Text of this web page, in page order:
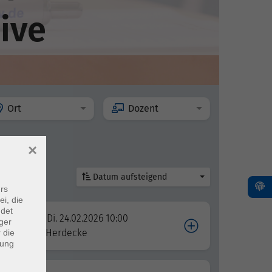
Ort Dozent
Datum aufsteigend
Di. 24.02.2026 10:00
Herdecke
die
die
×